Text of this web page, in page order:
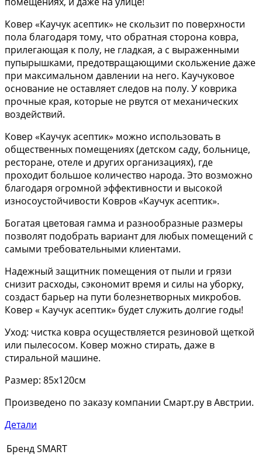
Ковер «Каучук асептик» не скользит по поверхности
пола благодаря тому, что обратная сторона ковра,
прилегающая к полу, не гладкая, а с выраженными
пупырышками, предотвращающими скольжение даже
при максимальном давлении на него. Каучуковое
основание не оставляет следов на полу. У коврика
прочные края, которые не рвутся от механических
воздействий.
Ковер «Каучук асептик» можно использовать в
общественных помещениях (детском саду, больнице,
ресторане, отеле и других организациях), где
проходит большое количество народа. Это возможно
благодаря огромной эффективности и высокой
износоустойчивости Ковров «Каучук асептик».
Богатая цветовая гамма и разнообразные размеры
позволят подобрать вариант для любых помещений с
самыми требовательными клиентами.
Надежный защитник помещения от пыли и грязи
снизит расходы, сэкономит время и силы на уборку,
создаст барьер на пути болезнетворных микробов.
Ковер « Каучук асептик» будет служить долгие годы!
Уход: чистка ковра осуществляется резиновой щеткой
или пылесосом. Ковер можно стирать, даже в
стиральной машине.
Размер: 85х120см
Произведено по заказу компании Смарт.ру в Австрии.
Детали
БрендSMART